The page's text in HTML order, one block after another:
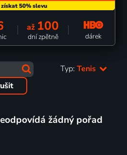
až 100
dní zpětně dárek
Typ: Tenis
žádný pořad